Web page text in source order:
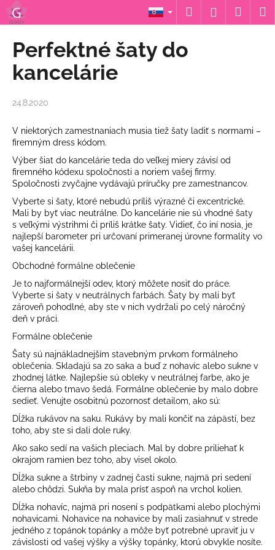
obsah
Hľadať
Perfektné šaty do
kancelárie
24.8.2020
V niektorých zamestnaniach musia tiež šaty ladiť s normami –
firemným dress kódom.
Výber šiat do kancelárie teda do veľkej miery závisí od
firemného kódexu spoločnosti a noriem vašej firmy.
Spoločnosti zvyčajne vydávajú príručky pre zamestnancov.
Vyberte si šaty, ktoré nebudú príliš výrazné či excentrické.
Mali by byť viac neutrálne. Do kancelárie nie sú vhodné šaty
s veľkými výstrihmi či príliš krátke šaty. Vidieť, čo iní nosia, je
najlepší barometer pri určovaní primeranej úrovne formality vo
vašej kancelárii.
Obchodné formálne oblečenie
Je to najformálnejší odev, ktorý môžete nosiť do práce.
Vyberte si šaty v neutrálnych farbách. Šaty by mali byť
zároveň pohodlné, aby ste v nich vydržali po celý náročný
deň v práci.
Formálne oblečenie
Šaty sú najnákladnejším stavebným prvkom formálneho
oblečenia. Skladajú sa zo saka a buď z nohavíc alebo sukne v
zhodnej látke. Najlepšie sú obleky v neutrálnej farbe, ako je
čierna alebo tmavo šedá. Formálne oblečenie by malo dobre
sedieť. Venujte osobitnú pozornosť detailom, ako sú:
Dĺžka rukávov na saku. Rukávy by mali končiť na zápästí, bez
toho, aby ste si dali dole ruky.
Ako sako sedí na vašich pleciach. Mal by dobre priliehať k
okrajom ramien bez toho, aby visel okolo.
Dĺžka sukne a štrbiny v zadnej časti sukne, najmä pri sedení
alebo chôdzi. Sukňa by mala prísť aspoň na vrchol kolien.
Dĺžka nohavíc, najmä pri nosení s podpätkami alebo plochými
nohavicami. Nohavice na nohavice by mali zasiahnuť v strede
jedného z topánok topánky a môže byť potrebné upraviť ju v
závislosti od vašej výšky a výšky topánky, ktorú obvykle nosíte.
o
Č
o
p
t
r
e
b
u
j
e
t
e
n
á
j
s
ť
?
HĽADAŤ
O
d
p
o
r
ú